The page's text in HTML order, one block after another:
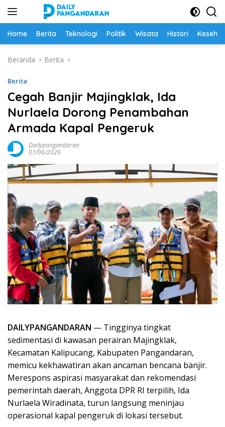
Home Berita Teknologi Politik Wisata Histori
Beranda Berita
Berita
​Cegah Banjir Majingklak, Ida
Nurlaela Dorong Penambahan
Armada Kapal Pengeruk
Dailypangandaran
01/06/2026
DAILYPANGANDARAN — Tingginya tingkat
sedimentasi di kawasan perairan Majingklak,
Kecamatan Kalipucang, Kabupaten Pangandaran,
memicu kekhawatiran akan ancaman bencana banjir.
Merespons aspirasi masyarakat dan rekomendasi
pemerintah daerah, Anggota DPR RI terpilih, Ida
Nurlaela Wiradinata, turun langsung meninjau
operasional kapal pengeruk di lokasi tersebut.